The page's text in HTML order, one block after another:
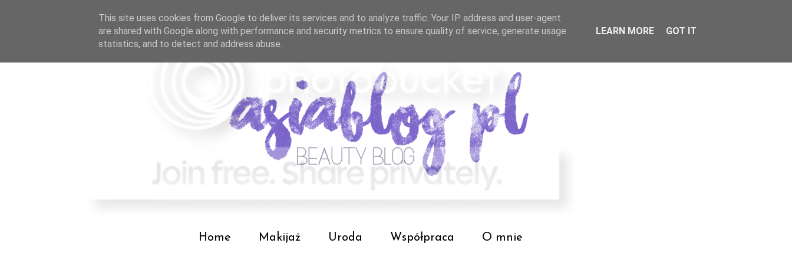
Home Makijaż Uroda Współpraca O mnie
This site uses cookies from Google to deliver its services and to analyze traffic. Your IP address and user-agent
are shared with Google along with performance and security metrics to ensure quality of service, generate usage
statistics, and to detect and address abuse.
LEARN MORE GOT IT